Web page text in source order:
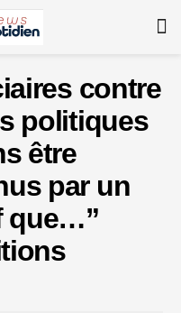
contre
politiques
être
par un
que…”